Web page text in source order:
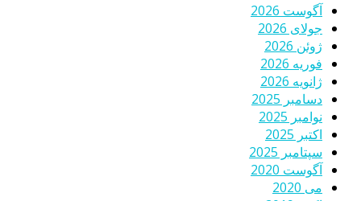
آگوست 2026
جولای 2026
ژوئن 2026
فوریه 2026
ژانویه 2026
دسامبر 2025
نوامبر 2025
اکتبر 2025
سپتامبر 2025
آگوست 2020
می 2020